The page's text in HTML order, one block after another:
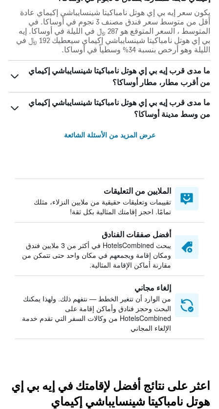
يكون سعر إيه بي إي هوتل نامباكيتا شينسايباشي إكيماي عادة
أقل من متوسط ​​سعر فندق مصنف 3 نجوم في أوساكا. في
المتوسط ، السعر المتوقع هو 287 ﷼ في الليلة في أوساكا. إيه
بي إي هوتل نامباكيتا شينسايباشي إكيماي سيعطيك 192 ﷼ في
الليلة وهو أرخص بنسبة 34% وسطياً في أوساكا.
ما مدى قرب إيه بي إي هوتل نامباكيتا شينسايباشي إكيماي
من أقرب مطار، مطار أوساكا؟
ما مدى قرب إيه بي إي هوتل نامباكيتا شينسايباشي إكيماي
من وسط مدينة أوساكا؟
عرض المزيد من الأسئلة الشائعة
الملايين من التعليقات
تقييمات وتعليقات حقيقية من ملايين النزلاء، مثلك
تمامًا. احجز إقامتك المثالية بكل ثقة!
أفضل صفقات الفنادق
يبحث HotelsCombined في أكثر من 3 ملايين فندق
ومكان إقامة ويجمعهم في مكان واحد حتى تتمكن من
مقارنة أماكن الإقامة المثالية.
إلغاء مجاني
من الوارد أن تتغير الخطط — نتفهم ذلك. ولهذا يمكنك
البحث وحجز فنادق وأماكن إقامة على
HotelsCombined من وكالات السفر التي تقدم خدمة
الإلغاء المجاني
اعثر على نتائج أفضل لإقامتك في إيه بي إي
هوتل نامباكيتا شينسايباشي إكيماي